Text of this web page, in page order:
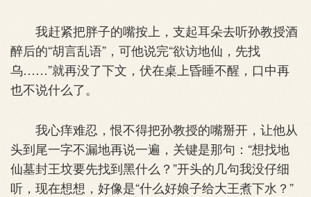
我赶紧把胖子的嘴按上，支起耳朵去听孙教授酒
醉后的“胡言乱语”，可他说完“欲访地仙，先找
乌……”就再没了下文，伏在桌上昏睡不醒，口中再
也不说什么了。
我心痒难忍，恨不得把孙教授的嘴掰开，让他从
头到尾一字不漏地再说一遍，关键是那句：“想找地
仙墓封王坟要先找到黑什么？”开头的几句我没仔细
听，现在想想，好像是“什么好娘子给大王煮下水？”